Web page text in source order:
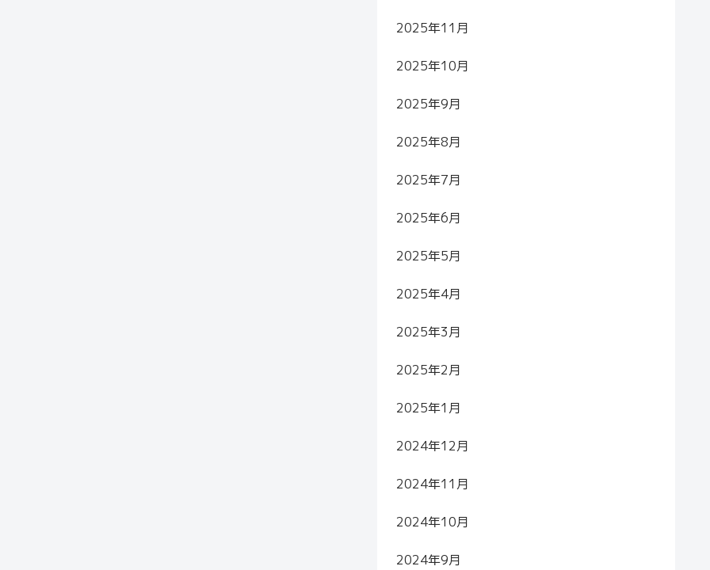
2025年11月
2025年10月
2025年9月
2025年8月
2025年7月
2025年6月
2025年5月
2025年4月
2025年3月
2025年2月
2025年1月
2024年12月
2024年11月
2024年10月
2024年9月